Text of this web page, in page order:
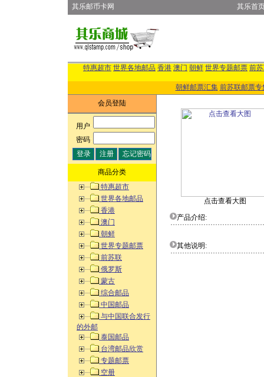
其乐邮币卡网 其乐首
特惠超市 世界各地邮品 香港 澳门 朝鲜 世界专题邮票 前
朝鲜邮票汇集 前苏联邮票专
会员登陆
用户:
密码:
商品分类
特惠超市
世界各地邮品
香港
澳门
朝鲜
世界专题邮票
前苏联
俄罗斯
蒙古
综合邮品
中国邮品
与中国联合发行
的外邮
泰国邮品
台湾邮品欣赏
专题邮票
空册
点击查看大图
产品介绍:
其他说明: